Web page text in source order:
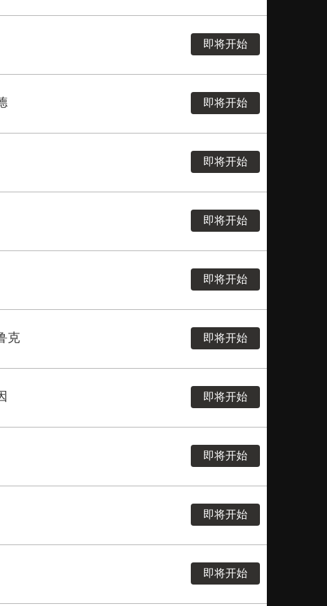
即将开始
即将开始
即将开始
即将开始
即将开始
克 即将开始
即将开始
即将开始
即将开始
即将开始